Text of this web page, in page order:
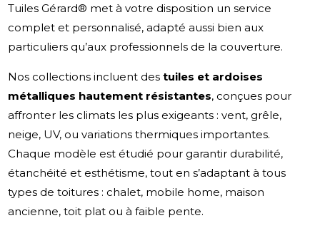
Tuiles Gérard® met à votre disposition un service
complet et personnalisé, adapté aussi bien aux
particuliers qu’aux professionnels de la couverture.
Nos collections incluent destuiles et ardoises
métalliques hautement résistantes, conçues pour
affronter les climats les plus exigeants : vent, grêle,
neige, UV, ou variations thermiques importantes.
Chaque modèle est étudié pour garantir durabilité,
étanchéité et esthétisme, tout en s’adaptant à tous
types de toitures : chalet, mobile home, maison
ancienne, toit plat ou à faible pente.